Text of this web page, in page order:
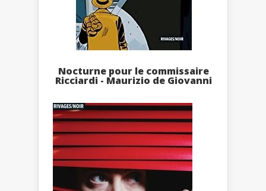
Nocturne pour le commissaire
Ricciardi - Maurizio de Giovanni